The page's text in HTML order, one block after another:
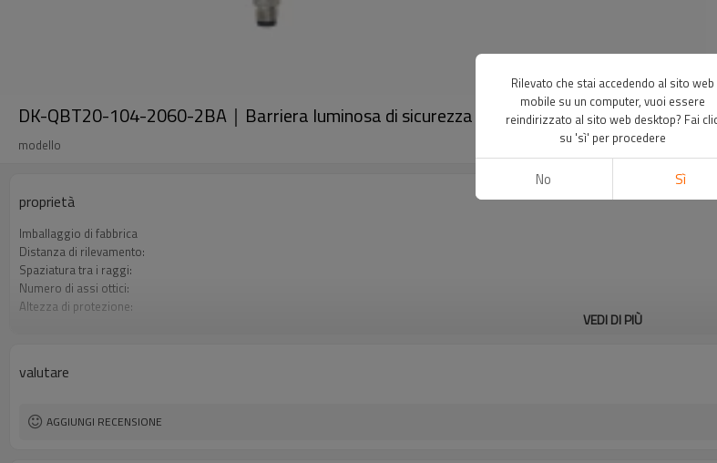
DK-QBT20-104-2060-2BA｜Barriera luminosa di sicurezza｜DADISICK
modello
proprietà
Imballaggio di fabbrica
Distanza di rilevamento:
Spaziatura tra i raggi:
Numero di assi ottici:
Altezza di protezione:
VEDI DI PIÙ
valutare
AGGIUNGI RECENSIONE
Rilevato che stai accedendo al sito web
mobile su un computer, vuoi essere
reindirizzato al sito web desktop? Fai
su 'sì' per procedere
No Sì